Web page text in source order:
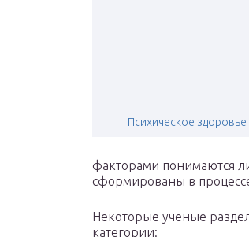
Психическое здоровье
факторами понимаются
сформированы в
Некоторые ученые
категории: